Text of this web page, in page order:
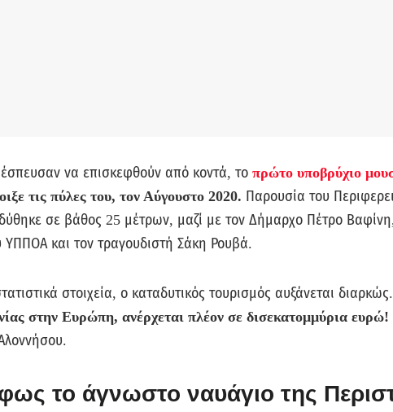
να επισκεφθούν από κοντά, το πρώτο υποβρύχιο
τις πύλες του, τον Αύγουστο 2020. Παρουσία του
σε βάθος 25 μέτρων, μαζί με τον Δήμαρχο Πέτρο
ΥΠΠΟΑ και τον τραγουδιστή Σάκη Ρουβά.
στοιχεία, ο καταδυτικός τουρισμός αυξάνεται διαρκώς.
στην Ευρώπη, ανέρχεται πλέον σε δισεκατομμύρια ευρώ!
το άγνωστο ναυάγιο της